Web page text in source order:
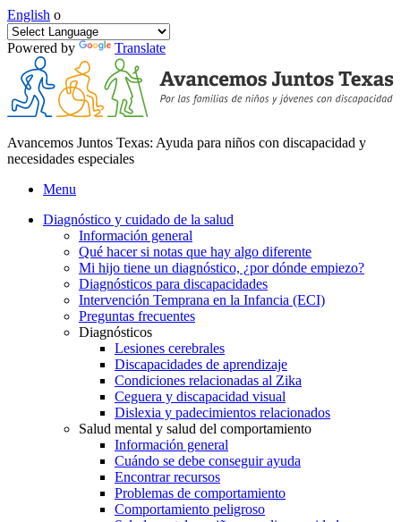
English o
Powered by Translate
Avancemos Juntos Texas: Ayuda para niños con discapacidad y
necesidades especiales
Menu
Diagnóstico y cuidado de la salud
Información general
Qué hacer si notas que hay algo diferente
Mi hijo tiene un diagnóstico, ¿por dónde empiezo?
Diagnósticos para discapacidades
Intervención Temprana en la Infancia (ECI)
Preguntas frecuentes
Diagnósticos
Lesiones cerebrales
Discapacidades de aprendizaje
Condiciones relacionadas al Zika
Ceguera y discapacidad visual
Dislexia y padecimientos relacionados
Salud mental y salud del comportamiento
Información general
Cuándo se debe conseguir ayuda
Encontrar recursos
Problemas de comportamiento
Comportamiento peligroso